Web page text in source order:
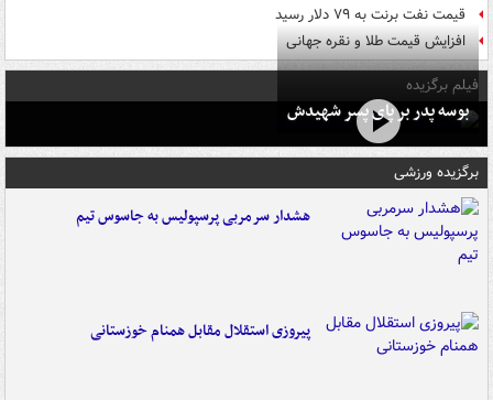
قیمت نفت برنت به ۷۹ دلار رسید
افزایش قیمت طلا و نقره جهانی
فیلم برگزیده
بوسه‌ پدر بر پای پسر شهیدش
برگزیده ورزشی
هشدار سرمربی پرسپولیس به جاسوس تیم
پیروزی استقلال مقابل همنام خوزستانی